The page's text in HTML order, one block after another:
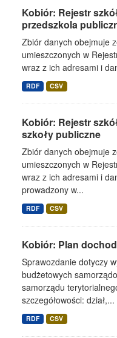
Kobiór: Rejestr
przedszkola
Zbiór danych obejmuje
umieszczonych w
wraz z ich adresami i
RDF CSV
Kobiór: Rejestr
szkoły publiczne
Zbiór danych obejmuje
umieszczonych w
wraz z ich adresami i
prowadzony w...
RDF CSV
Kobiór: Plan
Sprawozdanie dotyczy
budżetowych
samorządu
szczegółowości: dział,...
RDF CSV